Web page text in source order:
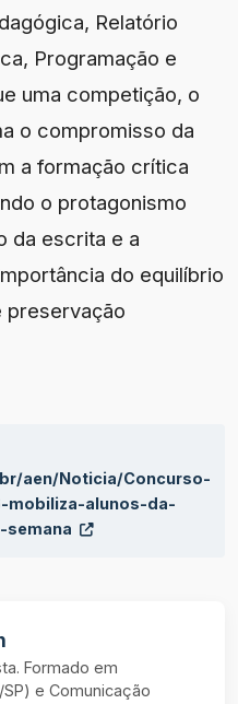
Relatório
Programação e
uma competição, o
o compromisso da
a formação crítica
o protagonismo
da escrita e a
do equilíbrio
preservação
aen/Noticia/Concurso-
mobiliza-alunos-da-
Formado em
e Comunicação